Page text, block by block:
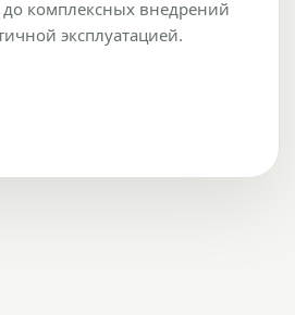
комплексных внедрений
эксплуатацией.